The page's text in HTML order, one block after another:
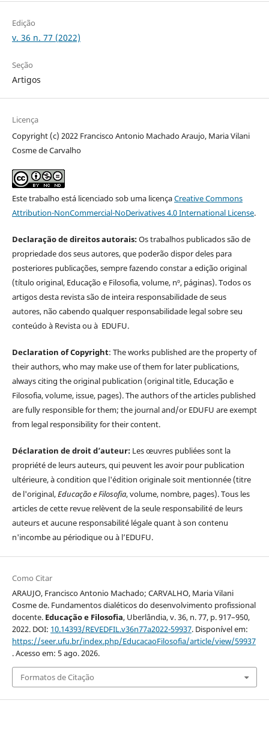
Edição
v. 36 n. 77 (2022)
Seção
Artigos
Licença
Copyright (c) 2022 Francisco Antonio Machado Araujo, Maria Vilani
Cosme de Carvalho
Este trabalho está licenciado sob uma licençaCreative Commons
Attribution-NonCommercial-NoDerivatives 4.0 International License.
Declaração de direitos autorais:Os trabalhos publicados são de
propriedade dos seus autores, que poderão dispor deles para
posteriores publicações, sempre fazendo constar a edição original
(título original, Educação e Filosofia, volume, nº, páginas). Todos os
artigos desta revista são de inteira responsabilidade de seus
autores, não cabendo qualquer responsabilidade legal sobre seu
conteúdo à Revista ou à EDUFU.
Declaration of Copyright: The works published are the property of
their authors, who may make use of them for later publications,
always citing the original publication (original title, Educação e
Filosofia, volume, issue, pages). The authors of the articles published
are fully responsible for them; the journal and/or EDUFU are exempt
from legal responsibility for their content.
Déclaration de droit d’auteur: Les œuvres publiées sont la
propriété de leurs auteurs, qui peuvent les avoir pour publication
ultérieure, à condition que l'édition originale soit mentionnée (titre
de l'original,Educação e Filosofia, volume, nombre, pages). Tous les
articles de cette revue relèvent de la seule responsabilité de leurs
auteurs et aucune responsabilité légale quant à son contenu
n'incombe au périodique ou à l’EDUFU.
Como Citar
ARAUJO, Francisco Antonio Machado; CARVALHO, Maria Vilani
Cosme de. Fundamentos dialéticos do desenvolvimento profissional
docente. Educação e Filosofia, Uberlândia, v. 36, n. 77, p. 917–950,
2022. DOI: 10.14393/REVEDFIL.v36n77a2022-59937. Disponível em:
https://seer.ufu.br/index.php/EducacaoFilosofia/article/view/59937
. Acesso em: 5 ago. 2026.
Formatos de Citação